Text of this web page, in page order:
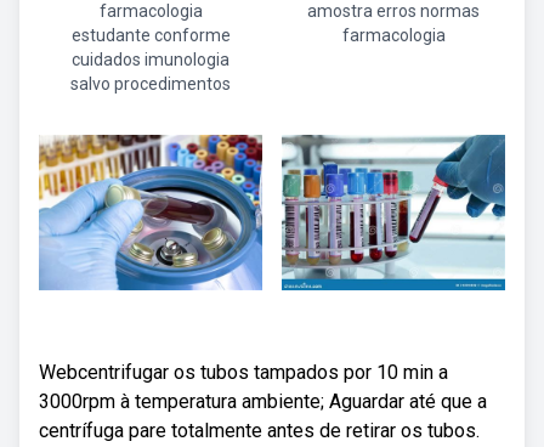
farmacologia
estudante conforme
cuidados imunologia
salvo procedimentos
amostra erros normas
farmacologia
Webcentrifugar os tubos tampados por 10 min a
3000rpm à temperatura ambiente; Aguardar até que a
centrífuga pare totalmente antes de retirar os tubos.